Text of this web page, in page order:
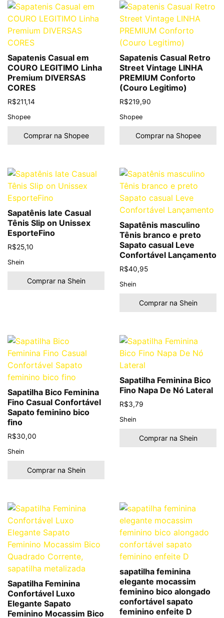
Sapatenis Casual em
COURO LEGITIMO Linha
Premium DIVERSAS
CORES
R$211,14
Shopee
Comprar na Shopee
Sapatenis Casual Retro
Street Vintage LINHA
PREMIUM Conforto
(Couro Legitimo)
R$219,90
Shopee
Comprar na Shopee
Sapatênis Iate Casual
Tênis Slip on Unissex
EsporteFino
R$25,10
Shein
Comprar na Shein
Sapatênis masculino
Tênis branco e preto
Sapato casual Leve
Confortável Lançamento
R$40,95
Shein
Comprar na Shein
Sapatilha Bico Feminina
Fino Casual Confortável
Sapato feminino bico
fino
R$30,00
Shein
Comprar na Shein
Sapatilha Feminina Bico
Fino Napa De Nó Lateral
R$3,79
Shein
Comprar na Shein
Sapatilha Feminina
Confortável Luxo
Elegante Sapato
Feminino Mocassim Bico
sapatilha feminina
elegante mocassim
feminino bico alongado
confortável sapato
feminino enfeite D